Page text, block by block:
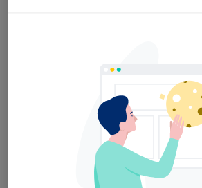
farmaceutico
è un esempio perfetto per
funzionamento di un software di questo
da medici e professionisti del settore,
essere un esperto di farmaceutica.
Anzitutto va detto che si tratta di uno
facilmente collegabile ad un qualunque